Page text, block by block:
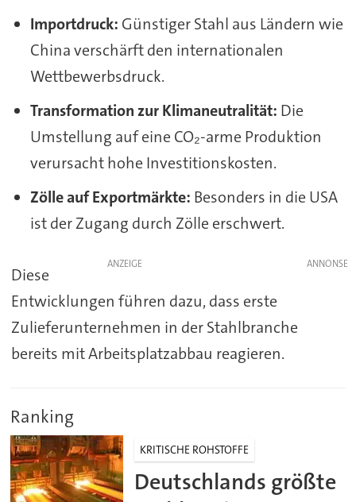
Importdruck: Günstiger Stahl aus Ländern wie
China verschärft den internationalen
Wettbewerbsdruck.
Transformation zur Klimaneutralität: Die
Umstellung auf eine CO₂-arme Produktion
verursacht hohe Investitionskosten.
Zölle auf Exportmärkte: Besonders in die USA
ist der Zugang durch Zölle erschwert.
ANZEIGE
Diese
Entwicklungen führen dazu, dass erste
Zulieferunternehmen in der Stahlbranche
bereits mit Arbeitsplatzabbau reagieren.
Ranking
KRITISCHE ROHSTOFFE
Deutschlands größte